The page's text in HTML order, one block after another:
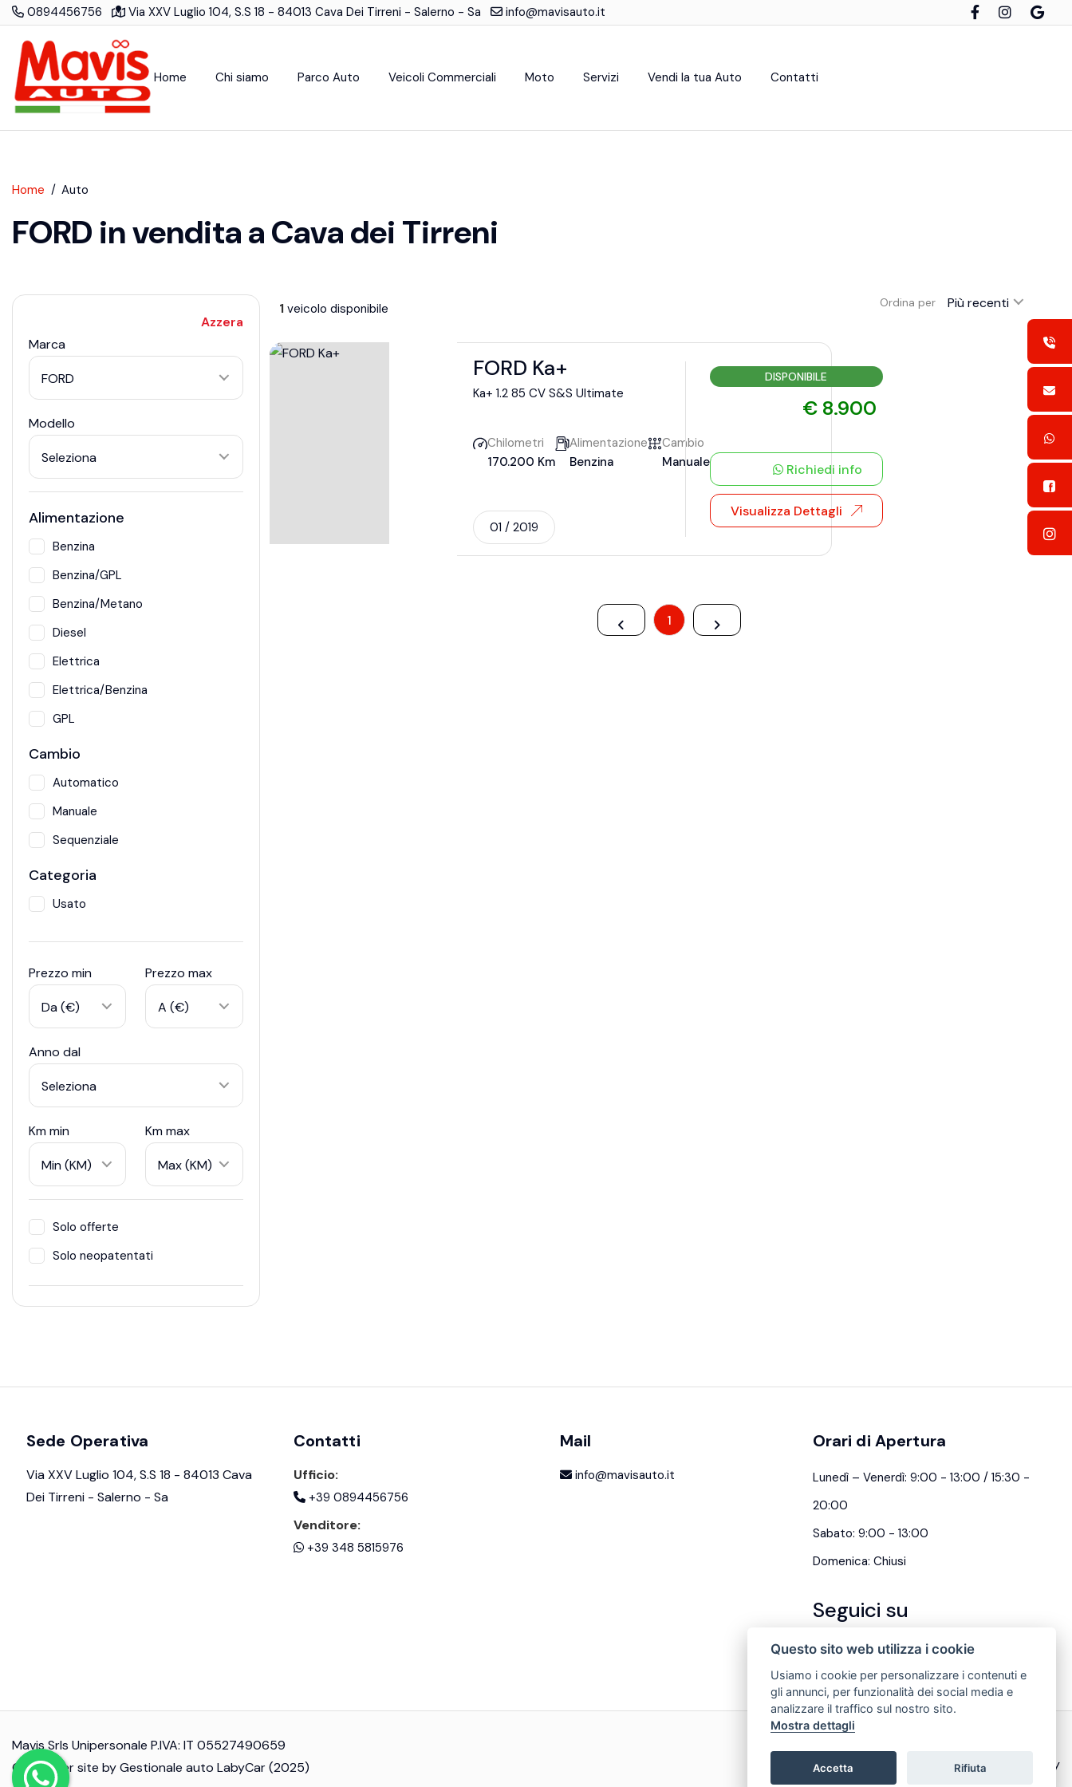
0894456756 Via XXV Luglio 104, S.S 18 - 84013 Cava Dei Tirreni - Salerno - Sa info@mavisauto.it
Home Chi siamo Parco Auto Veicoli Commerciali Moto Servizi Vendi la tua Auto Contatti
Home Auto
FORD in vendita a Cava dei Tirreni
Azzera
Marca
FORD
Modello
Seleziona
Alimentazione
Benzina
Benzina/GPL
Benzina/Metano
Diesel
Elettrica
Elettrica/Benzina
GPL
Cambio
Automatico
Manuale
Sequenziale
Categoria
Usato
Prezzo min
Da (€)
Prezzo max
A (€)
Anno dal
Seleziona
Km min
Min (KM)
Km max
Max (KM)
Solo offerte
Solo neopatentati
1veicolo disponibile Ordina per Più recenti
FORD Ka+
Ka+ 1.2 85 CV S&S Ultimate
Chilometri
170.200 Km
Alimentazione
Benzina
Cambio
Manuale
01 / 2019
DISPONIBILE
€ 8.900
Richiedi info
Visualizza Dettagli
1
Sede Operativa
Via XXV Luglio 104, S.S 18 - 84013 Cava
Dei Tirreni - Salerno - Sa
Contatti
Ufficio:
+39 0894456756
Venditore:
+39 348 5815976
Mail
info@mavisauto.it
Orari di Apertura
Lunedì – Venerdì: 9:00 - 13:00 / 15:30 -
20:00
Sabato: 9:00 - 13:00
Domenica: Chiusi
Seguici su
Mavis Srls Unipersonale P.IVA: IT 05527490659
© Another site byGestionale auto LabyCar (2025) Privacy & Cookie Policy
Questo sito web utilizza i cookie
Usiamo i cookie per personalizzare i contenuti e
gli annunci, per funzionalità dei social media e
analizzare il traffico sul nostro sito.
Mostra dettagli
Accetta Rifiuta